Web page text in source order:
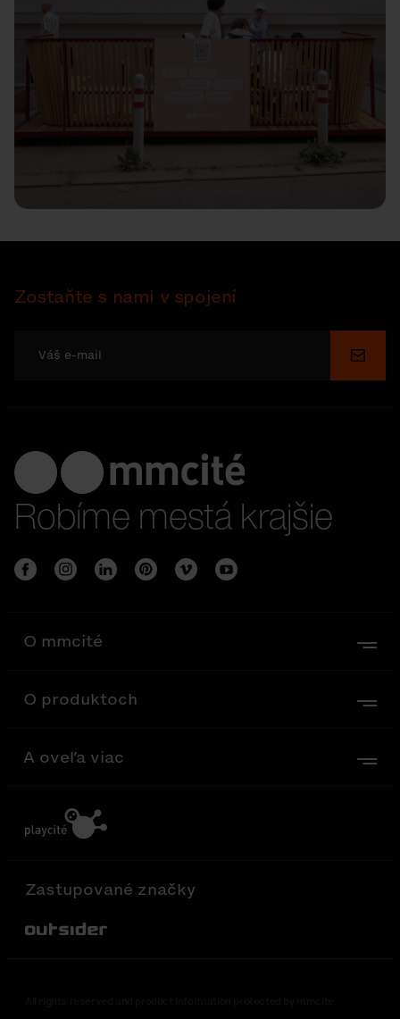
Zostaňte s nami v spojení
Robíme mestá krajšie
O mmcité
O produktoch
A oveľa viac
Zastupované značky
Out-Sider